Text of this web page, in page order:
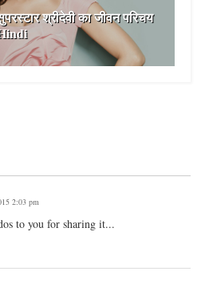
श्रीदेवी का जीवन परिचय
2:03 pm
to you for sharing it...